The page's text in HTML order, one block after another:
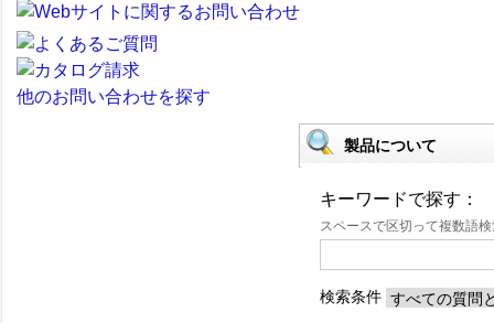
他のお問い合わせを探す
製品について
キーワードで探す：
スペースで区切って複数語
検索条件